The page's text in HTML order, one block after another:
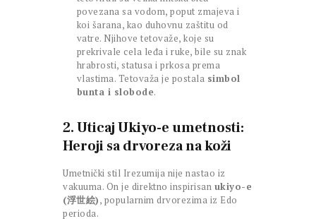
povezana sa vodom, poput zmajeva i
koi šarana, kao duhovnu zaštitu od
vatre. Njihove tetovaže, koje su
prekrivale cela leđa i ruke, bile su znak
hrabrosti, statusa i prkosa prema
vlastima. Tetovaža je postala simbol
bunta i slobode.
2. Uticaj Ukiyo-e umetnosti:
Heroji sa drvoreza na koži
Umetnički stil Irezumija nije nastao iz
vakuuma. On je direktno inspirisan ukiyo-e
(浮世絵), popularnim drvorezima iz Edo
perioda.